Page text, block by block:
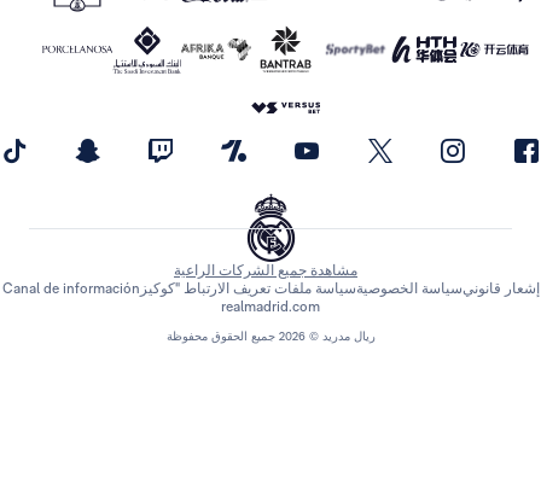
ريال مدريد © 2026 جميع الحقوق محفوظة
مشاهدة جميع الشركات الراعية
قانونيسياسة الخصوصيةسياسة ملفات تعريف الارتباط "كوكيزCanal de información
realmadrid.com